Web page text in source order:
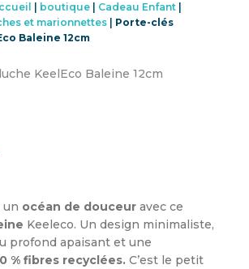
boutique| Cadeau Enfant|
et marionnettes| Porte-clés
Baleine 12cm
un océan de douceur avec ce
Keeleco. Un design minimaliste,
profond apaisant et une
% fibres recyclées. C’est le petit